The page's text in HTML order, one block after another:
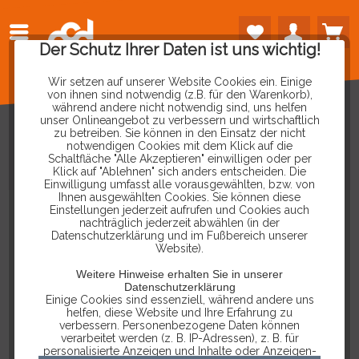
Der Schutz Ihrer Daten ist uns wichtig!
Wir setzen auf unserer Website Cookies ein. Einige
von ihnen sind notwendig (z.B. für den Warenkorb),
während andere nicht notwendig sind, uns helfen
unser Onlineangebot zu verbessern und wirtschaftlich
zu betreiben. Sie können in den Einsatz der nicht
notwendigen Cookies mit dem Klick auf die
Schaltfläche "Alle Akzeptieren" einwilligen oder per
Klick auf "Ablehnen" sich anders entscheiden. Die
Einwilligung umfasst alle vorausgewählten, bzw. von
Ihnen ausgewählten Cookies. Sie können diese
Einstellungen jederzeit aufrufen und Cookies auch
nachträglich jederzeit abwählen (in der
Datenschutzerklärung und im Fußbereich unserer
Website).
Weitere Hinweise erhalten Sie in unserer
Datenschutzerklärung
Einige Cookies sind essenziell, während andere uns
helfen, diese Website und Ihre Erfahrung zu
verbessern. Personenbezogene Daten können
verarbeitet werden (z. B. IP-Adressen), z. B. für
personalisierte Anzeigen und Inhalte oder Anzeigen-
GESCHENKGUTSCHEIN - 200€